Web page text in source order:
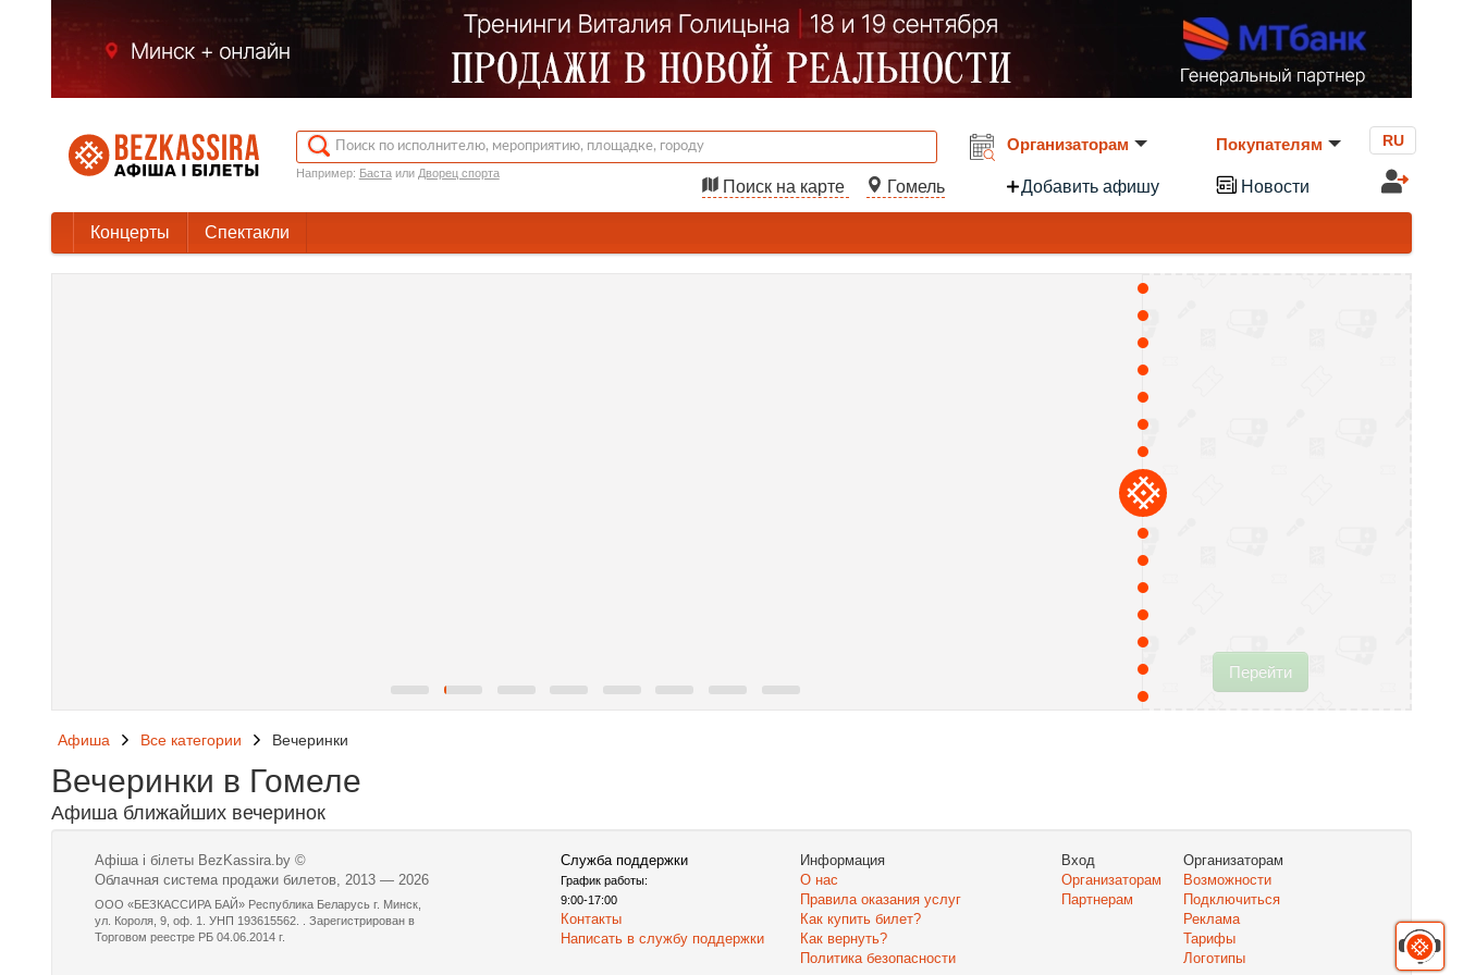
Например: Бастаили Дворец спорта
Поиск на карте Гомель
Организаторам
Добавить афишу
Покупателям
Новости
RU
Концерты Спектакли
Перейти
Афиша Все категории Вечеринки
Вечеринки в Гомеле
Афиша ближайших вечеринок
Афіша і білеты BezKassira.by ©
Облачная система продажи билетов, 2013 — 2026
ООО «БЕЗКАССИРА БАЙ» Республика Беларусь г. Минск,
ул. Короля, 9, оф. 1. УНП 193615562. . Зарегистрирован в
Торговом реестре РБ 04.06.2014 г.
Служба поддержки
График работы:
9:00-17:00
Контакты
Написать в службу поддержки
Информация
О нас
Правила оказания услуг
Как купить билет?
Как вернуть?
Политика безопасности
Вход
Организаторам
Партнерам
Организаторам
Возможности
Подключиться
Реклама
Тарифы
Логотипы